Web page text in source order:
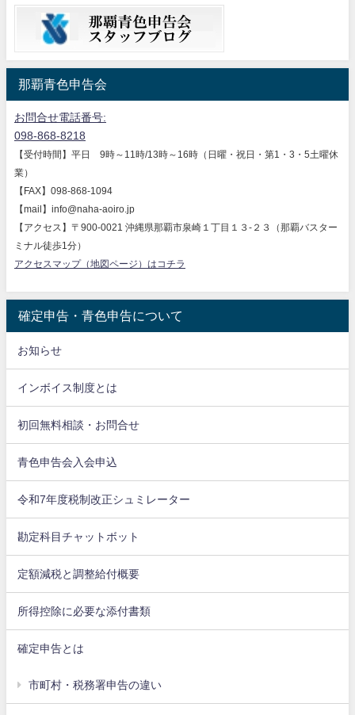
那覇青色申告会
お問合せ電話番号:
098-868-8218
【受付時間】平日 9時～11時/13時～16時（日曜・祝日・第1・3・5土曜休
業）
【FAX】098-868-1094
【mail】info@naha-aoiro.jp
【アクセス】〒900-0021 沖縄県那覇市泉崎１丁目１３-２３（那覇バスター
ミナル徒歩1分）
アクセスマップ（地図ページ）はコチラ
確定申告・青色申告について
お知らせ
インボイス制度とは
初回無料相談・お問合せ
青色申告会入会申込
令和7年度税制改正シュミレーター
勘定科目チャットボット
定額減税と調整給付概要
所得控除に必要な添付書類
確定申告とは
市町村・税務署申告の違い